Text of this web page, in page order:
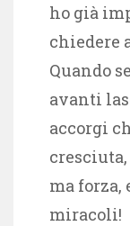
ho già
chiedere
Quando
avanti
accorgi
ma forza,
miracoli!